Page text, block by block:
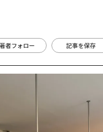
著者フォロー 記事を保存